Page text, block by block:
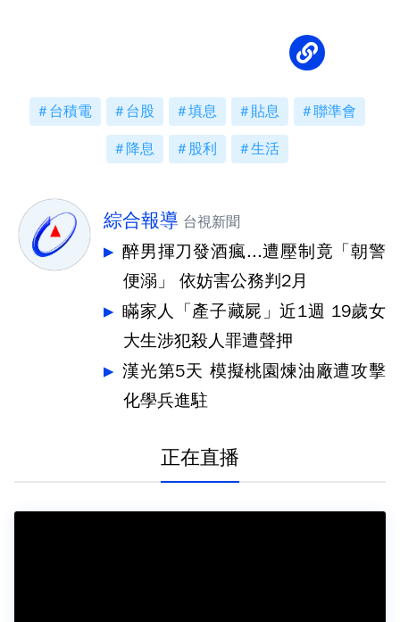
台積電 台股 填息 貼息 聯準會
降息 股利 生活
綜合報導 台視新聞
醉男揮刀發酒瘋...遭壓制竟「朝警
便溺」 依妨害公務判2月
瞞家人「產子藏屍」近1週 19歲女
大生涉犯殺人罪遭聲押
漢光第5天 模擬桃園煉油廠遭攻擊
化學兵進駐
正在直播